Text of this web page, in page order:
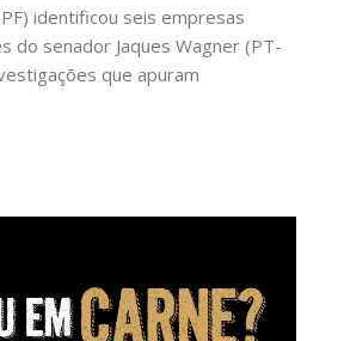
identificou seis empresas
do senador Jaques Wagner (PT-
que apuram